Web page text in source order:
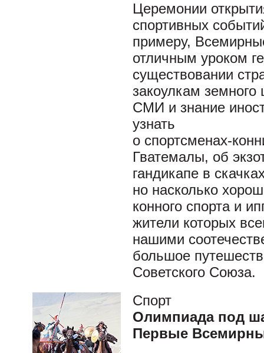
Церемонии
спортивных
примеру,
отличным уроком
существовании
закоулкам
СМИ и знание
узнать
о спортсменах-
Гватемалы, об
гандикапе в
но насколько
конного спорта и
жители которых
нашими
большое
Советского Союза.
Спорт
Олимпиада под
Первые